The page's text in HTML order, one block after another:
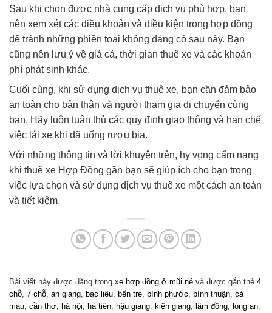
Sau khi chọn được nhà cung cấp dịch vụ phù hợp, bạn
nên xem xét các điều khoản và điều kiện trong hợp đồng
để tránh những phiền toái không đáng có sau này. Bạn
cũng nên lưu ý về giá cả, thời gian thuê xe và các khoản
phí phát sinh khác.
Cuối cùng, khi sử dụng dịch vụ thuê xe, bạn cần đảm bảo
an toàn cho bản thân và người tham gia di chuyển cùng
bạn. Hãy luôn tuân thủ các quy định giao thông và hạn chế
việc lái xe khi đã uống rượu bia.
Với những thông tin và lời khuyên trên, hy vọng cẩm nang
khi thuê xe Hợp Đồng gần bạn sẽ giúp ích cho bạn trong
việc lựa chọn và sử dụng dịch vụ thuê xe một cách an toàn
và tiết kiệm.
Bài viết này được đăng trong xe hợp đồng ở mũi né và được gắn thẻ 4
chỗ, 7 chỗ, an giang, bạc liêu, bến tre, bình phước, bình thuận, cà
mau, cần thơ, hà nội, hà tiên, hậu giang, kiên giang, lâm đồng, long an,